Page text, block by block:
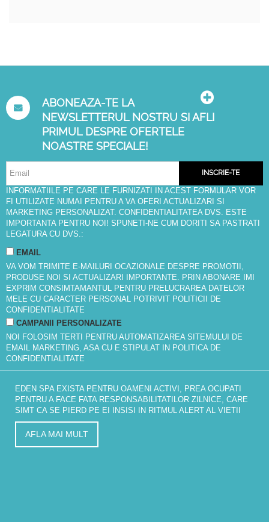
ABONEAZA-TE LA
NEWSLETTERUL NOSTRU SI AFLI
PRIMUL DESPRE OFERTELE
NOASTRE SPECIALE!
INSCRIE-TE
INFORMATIILE PE CARE LE FURNIZATI IN ACEST FORMULAR VOR
FI UTILIZATE NUMAI PENTRU A VA OFERI ACTUALIZARI SI
MARKETING PERSONALIZAT. CONFIDENTIALITATEA DVS. ESTE
IMPORTANTA PENTRU NOI! SPUNETI-NE CUM DORITI SA PASTRATI
LEGATURA CU DVS.:
EMAIL
VA VOM TRIMITE E-MAILURI OCAZIONALE DESPRE PROMOTII,
PRODUSE NOI SI ACTUALIZARI IMPORTANTE. PRIN ABONARE IMI
EXPRIM CONSIMTAMANTUL PENTRU PRELUCRAREA DATELOR
MELE CU CARACTER PERSONAL POTRIVIT POLITICII DE
CONFIDENTIALITATE
CAMPANII PERSONALIZATE
NOI FOLOSIM TERTI PENTRU AUTOMATIZAREA SITEMULUI DE
EMAIL MARKETING, ASA CU E STIPULAT IN POLITICA DE
CONFIDENTIALITATE
EDEN SPA EXISTA PENTRU OAMENI ACTIVI, PREA OCUPATI
PENTRU A FACE FATA RESPONSABILITATILOR ZILNICE, CARE
SIMT CA SE PIERD PE EI INSISI IN RITMUL ALERT AL VIETII
AFLA MAI MULT